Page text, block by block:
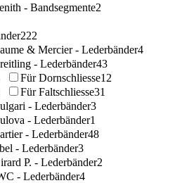
- Bandsegmente2
222
& Mercier - Lederbänder4
- Lederbänder43
Für Dornschliesse12
Für Faltschliesse31
- Lederbänder3
- Lederbänder1
- Lederbänder48
- Lederbänder3
P. - Lederbänder2
- Lederbänder4